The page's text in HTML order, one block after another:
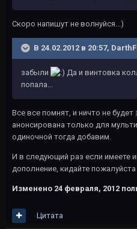
Скоро напишут не волнуйся...)
В 24.02.2012 в 20:57,
забыли
Да и винтовка
попала...
Все все помнят, и ничто не
анонсирована только для
одиночной тогда добавим.
И в следующий раз если имеете
дополнение, кидайте
Изменено 24 февраля, 2012
Цитата